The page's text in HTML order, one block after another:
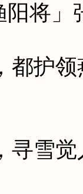
将」
护领
雪觉